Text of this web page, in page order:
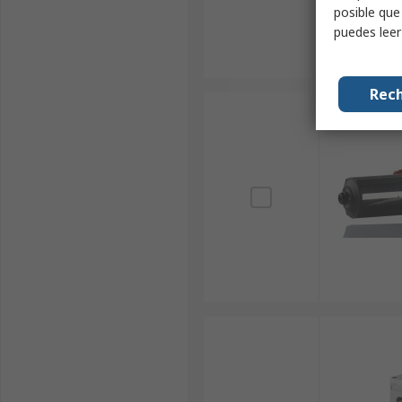
posible
puedes